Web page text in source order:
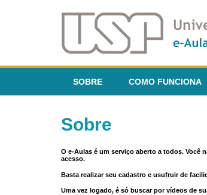
SOBRE COMO FUNCIONA
Sobre
O e-Aulas é um serviço aberto a todos. Você
acesso.
Basta realizar seu cadastro e usufruir de
Uma vez logado, é só buscar por vídeos de